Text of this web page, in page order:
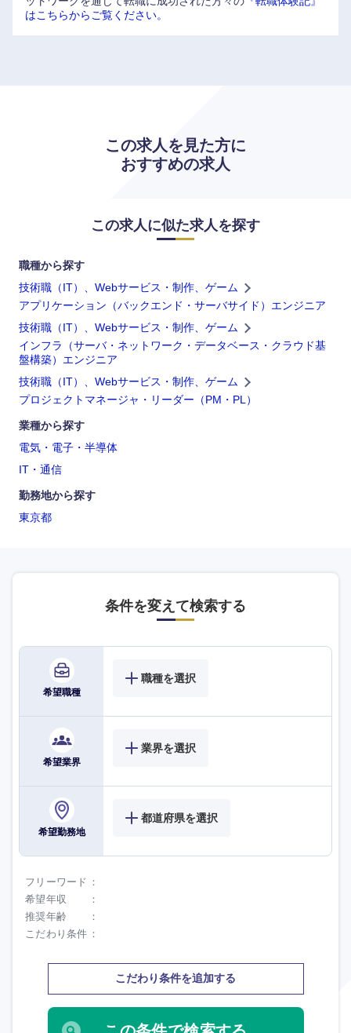
はこちらからご覧ください。
この求人を見た方に
おすすめの求人
この求人に似た求人を探す
職種から探す
技術職（IT）、Webサービス・制作、ゲーム
アプリケーション（バックエンド・サーバサイド）エンジニア
技術職（IT）、Webサービス・制作、ゲーム
インフラ（サーバ・ネットワーク・データベース・クラウド基
盤構築）エンジニア
技術職（IT）、Webサービス・制作、ゲーム
プロジェクトマネージャ・リーダー（PM・PL）
業種から探す
電気・電子・半導体
IT・通信
勤務地から探す
東京都
条件を変えて検索する
希望職種
職種を選択
希望業界
業界を選択
希望勤務地
都道府県を選択
フリーワード
希望年収
推奨年齢
こだわり条件
こだわり条件を追加する
選択する
選択する
選択する
選択する